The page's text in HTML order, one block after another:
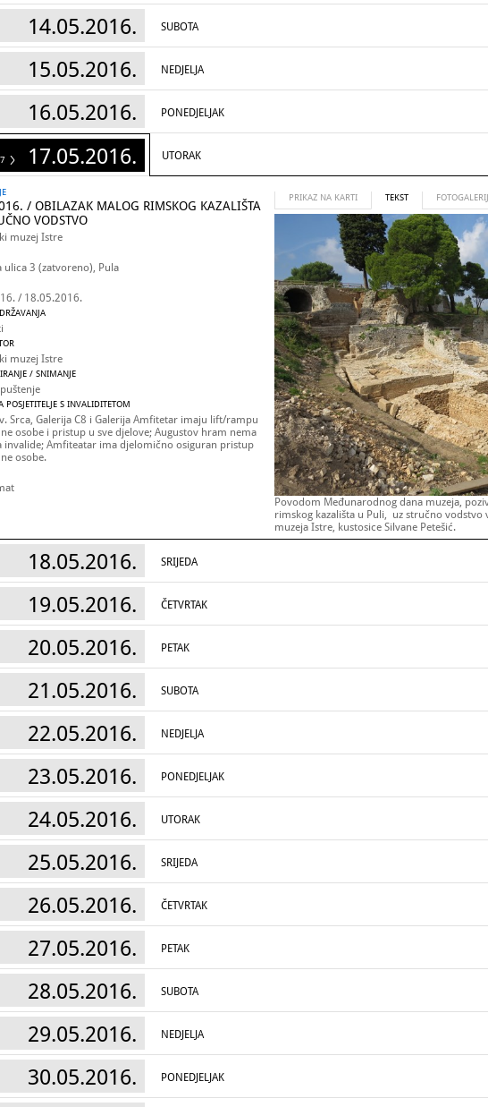
14.05.2016. SUBOTA
15.05.2016. NEDJELJA
16.05.2016. PONEDJELJAK
17.05.2016. UTORAK
/ OBILAZAK MALOG RIMSKOG KAZALIŠTA
VODSTVO
muzej Istre
ulica 3 (zatvoreno), Pula
/ 18.05.2016.
muzej Istre
/ SNIMANJE
POSJETITELJE S INVALIDITETOM
Srca, Galerija C8 i Galerija Amfitetar imaju lift/rampu
osobe i pristup u sve djelove; Augustov hram nema
invalide; Amfiteatar ima djelomično osiguran pristup
osobe.
PRIKAZ NA KARTI TEKST
Povodom Međunarodnog dana muzeja,
rimskog kazališta u Puli, uz stručno
muzeja Istre, kustosice Silvane Petešić.
18.05.2016. / svakih pola sata od 09:00 –
18.05.2016. SRIJEDA
19.05.2016. ČETVRTAK
20.05.2016. PETAK
21.05.2016. SUBOTA
22.05.2016. NEDJELJA
23.05.2016. PONEDJELJAK
24.05.2016. UTORAK
25.05.2016. SRIJEDA
26.05.2016. ČETVRTAK
27.05.2016. PETAK
28.05.2016. SUBOTA
29.05.2016. NEDJELJA
30.05.2016. PONEDJELJAK